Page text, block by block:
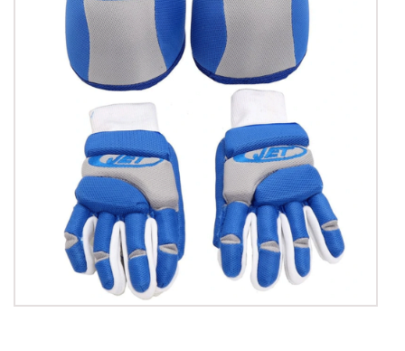
PATINS
PATINAGEM
PATINAGEM
PROMOÇÕES
LINHA